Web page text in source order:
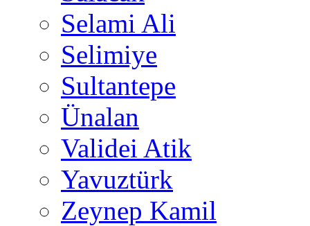
Selami Ali
Selimiye
Sultantepe
Ünalan
Validei Atik
Yavuztürk
Zeynep Kamil